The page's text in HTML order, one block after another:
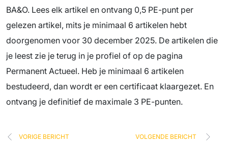
BA&O. Lees elk artikel en ontvang 0,5 PE-punt per
gelezen artikel, mits je minimaal 6 artikelen hebt
doorgenomen voor 30 december 2025. De artikelen die
je leest zie je terug in je profiel of op de pagina
Permanent Actueel. Heb je minimaal 6 artikelen
bestudeerd, dan wordt er een certificaat klaargezet. En
ontvang je definitief de maximale 3 PE-punten.
VORIGE BERICHT VOLGENDE BERICHT